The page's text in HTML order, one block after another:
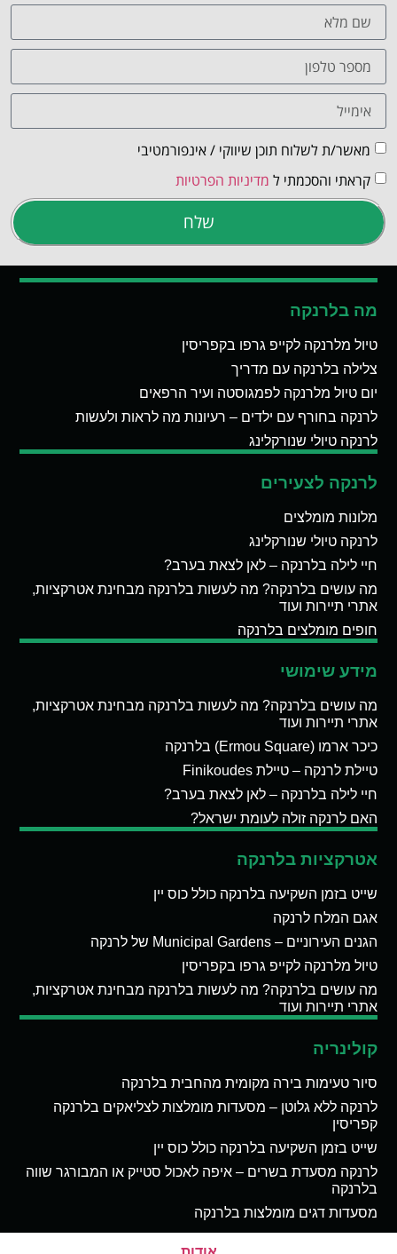
מאשר/ת לשלוח תוכן שיווקי / אינפורמטיבי
קראתי והסכמתי ל מדיניות הפרטיות
שלח
מה בלרנקה
טיול מלרנקה לקייפ גרפו בקפריסין
צלילה בלרנקה עם מדריך
יום טיול מלרנקה לפמגוסטה ועיר הרפאים
לרנקה בחורף עם ילדים – רעיונות מה לראות ולעשות
לרנקה טיולי שנורקלינג
לרנקה לצעירים
מלונות מומלצים
לרנקה טיולי שנורקלינג
חיי לילה בלרנקה – לאן לצאת בערב?
מה עושים בלרנקה? מה לעשות בלרנקה מבחינת אטרקציות,
אתרי תיירות ועוד
חופים מומלצים בלרנקה
מידע שימושי
מה עושים בלרנקה? מה לעשות בלרנקה מבחינת אטרקציות,
אתרי תיירות ועוד
כיכר ארמו (Ermou Square) בלרנקה
טיילת לרנקה – טיילת Finikoudes
חיי לילה בלרנקה – לאן לצאת בערב?
האם לרנקה זולה לעומת ישראל?
אטרקציות בלרנקה
שייט בזמן השקיעה בלרנקה כולל כוס יין
אגם המלח לרנקה
הגנים העירוניים – Municipal Gardens של לרנקה
טיול מלרנקה לקייפ גרפו בקפריסין
מה עושים בלרנקה? מה לעשות בלרנקה מבחינת אטרקציות,
אתרי תיירות ועוד
קולינריה
סיור טעימות בירה מקומית מהחבית בלרנקה
לרנקה ללא גלוטן – מסעדות מומלצות לצליאקים בלרנקה
קפריסין
שייט בזמן השקיעה בלרנקה כולל כוס יין
לרנקה מסעדת בשרים – איפה לאכול סטייק או המבורגר שווה
בלרנקה
מסעדות דגים מומלצות בלרנקה